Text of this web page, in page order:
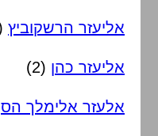
אליעזר הרשקוביץ
אליעזר כהן (2)
אלעזר אלימלך הס